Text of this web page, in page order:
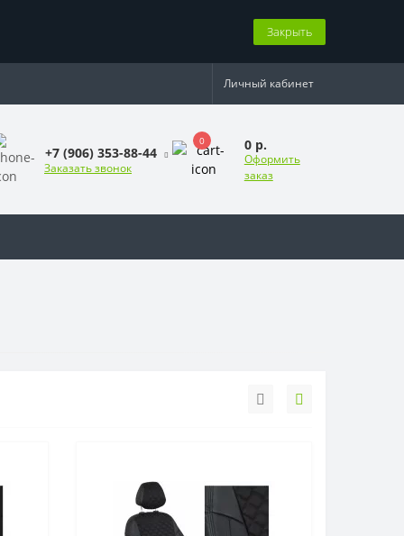
Закрыть
Личный кабинет
+7 (906) 353-88-44
Заказать звонок
0 0 р.
Оформить
заказ